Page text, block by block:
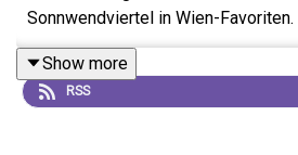
Sonnwendviertel in Wien-Favoriten.
Show more
RSS